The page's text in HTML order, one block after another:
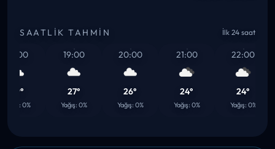
SAATLIK TAHMIN İlk 24 saat
0%
19:00
27°
Yağış: 0%
20:00
26°
Yağış: 0%
21:00
24°
Yağış: 0%
22:00
24°
Yağış: 0%